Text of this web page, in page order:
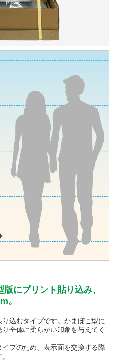
にプリント貼り込み、
。
込むタイプです。かまぼこ型に
全体に柔らかい印象を与えてく
プのため、表示面を交換する際